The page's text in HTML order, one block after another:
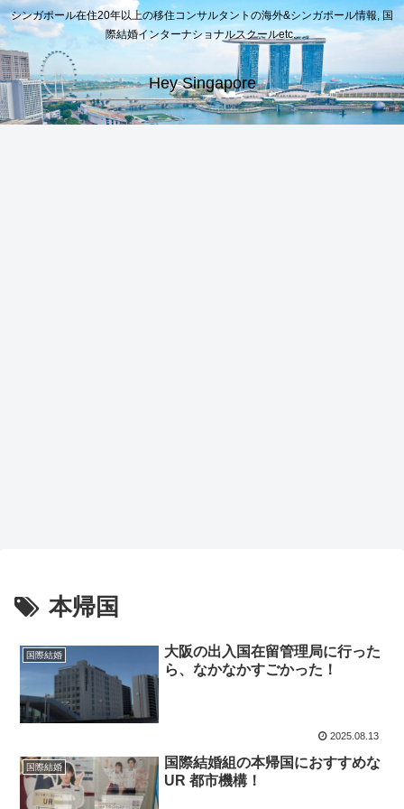
シンガポール在住20年以上の移住コンサルタントの海外&シンガポール情報, 国
際結婚インターナショナルスクールetc..
Hey Singapore
本帰国
国際結婚
大阪の出入国在留管理局に行った
ら、なかなかすごかった！
2025.08.13
国際結婚
国際結婚組の本帰国におすすめな
UR 都市機構！